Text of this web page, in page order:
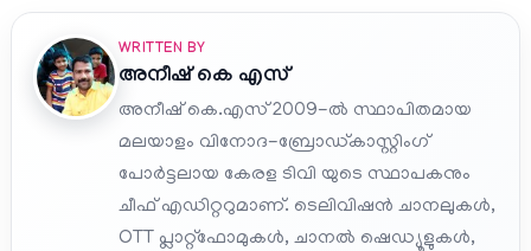
WRITTEN BY
അനീഷ്‌ കെ എസ്
അനീഷ് കെ.എസ് 2009-ൽ സ്ഥാപിതമായ
മലയാളം വിനോദ-ബ്രോഡ്കാസ്റ്റിംഗ്
പോർട്ടലായ കേരള ടിവി യുടെ സ്ഥാപകനും
ചീഫ് എഡിറ്ററുമാണ്. ടെലിവിഷൻ ചാനലുകൾ,
OTT പ്ലാറ്റ്‌ഫോമുകൾ, ചാനൽ ഷെഡ്യൂളുകൾ,